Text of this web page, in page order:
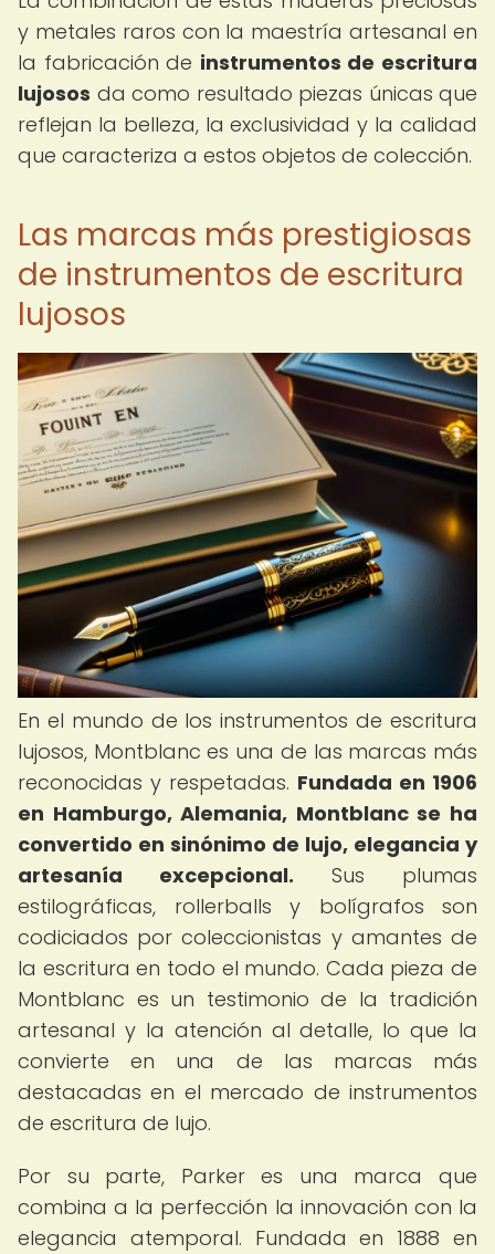
y metales raros con la maestría artesanal en
la fabricación de instrumentos de escritura
lujosos da como resultado piezas únicas que
reflejan la belleza, la exclusividad y la calidad
que caracteriza a estos objetos de colección.
Las marcas más prestigiosas
de instrumentos de escritura
lujosos
En el mundo de los instrumentos de escritura
lujosos, Montblanc es una de las marcas más
reconocidas y respetadas. Fundada en 1906
en Hamburgo, Alemania, Montblanc se ha
convertido en sinónimo de lujo, elegancia y
artesanía excepcional. Sus plumas
estilográficas, rollerballs y bolígrafos son
codiciados por coleccionistas y amantes de
la escritura en todo el mundo. Cada pieza de
Montblanc es un testimonio de la tradición
artesanal y la atención al detalle, lo que la
convierte en una de las marcas más
destacadas en el mercado de instrumentos
de escritura de lujo.
Por su parte, Parker es una marca que
combina a la perfección la innovación con la
elegancia atemporal. Fundada en 1888 en